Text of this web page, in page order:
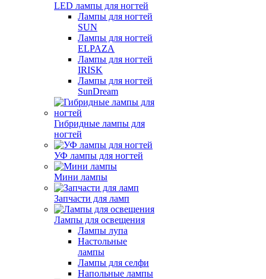
LED лампы для ногтей
Лампы для ногтей
SUN
Лампы для ногтей
ELPAZA
Лампы для ногтей
IRISK
Лампы для ногтей
SunDream
Гибридные лампы для
ногтей
УФ лампы для ногтей
Мини лампы
Запчасти для ламп
Лампы для освещения
Лампы лупа
Настольные
лампы
Лампы для селфи
Напольные лампы